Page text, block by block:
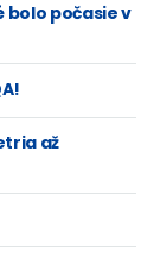
počasie v
až